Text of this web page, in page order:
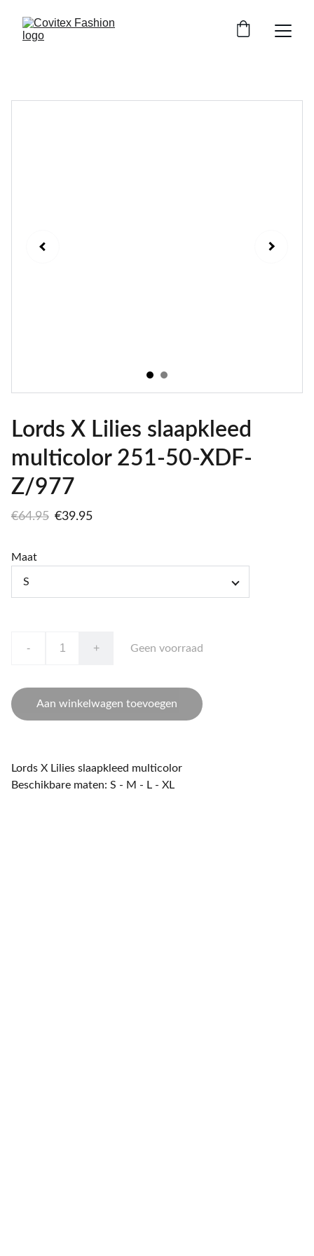
Lords X Lilies slaapkleed
multicolor 251-50-XDF-
Z/977
€64.95 €39.95
Maat
- + Geen voorraad
Aan winkelwagen toevoegen
Lords X Lilies slaapkleed multicolor
Beschikbare maten: S - M - L - XL